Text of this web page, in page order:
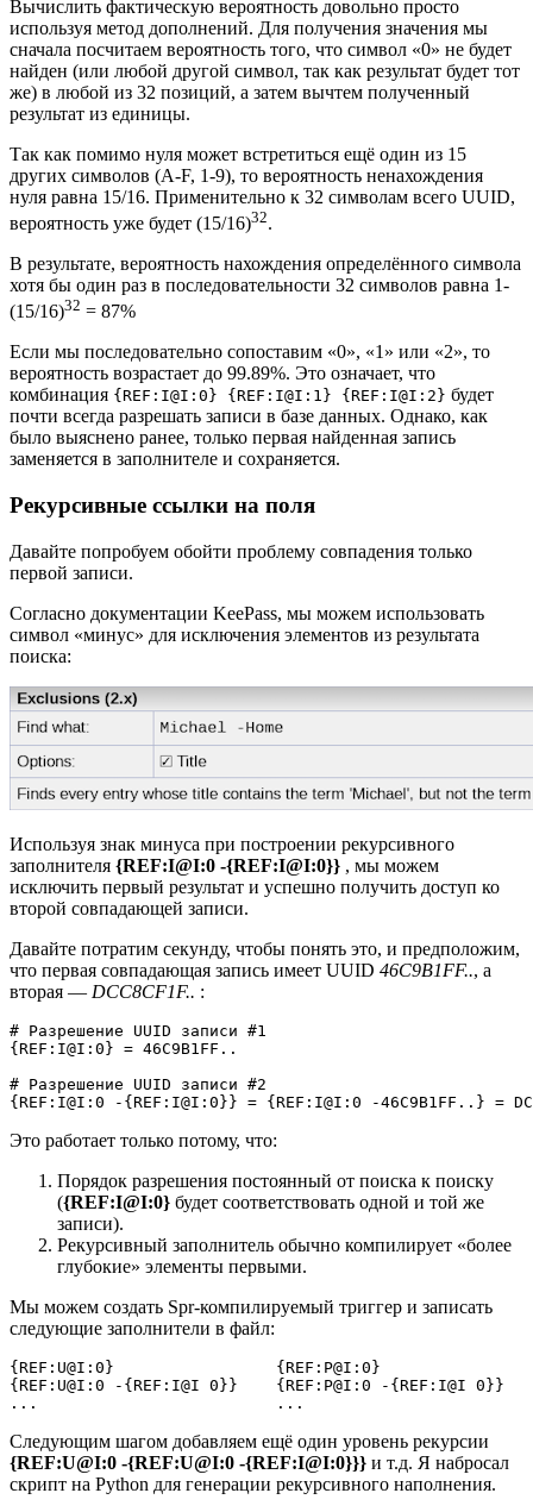
Вычислить фактическую вероятность довольно просто
используя метод дополнений. Для получения значения мы
сначала посчитаем вероятность того, что символ «0» не будет
найден (или любой другой символ, так как результат будет тот
же) в любой из 32 позиций, а затем вычтем полученный
результат из единицы.
Так как помимо нуля может встретиться ещё один из 15
других символов (A-F, 1-9), то вероятность ненахождения
нуля равна 15/16. Применительно к 32 символам всего UUID,
вероятность уже будет (15/16)32.
В результате, вероятность нахождения определённого символа
хотя бы один раз в последовательности 32 символов равна 1-
(15/16)32 = 87%
Если мы последовательно сопоставим «0», «1» или «2», то
вероятность возрастает до 99.89%. Это означает, что
комбинация {REF:I@I:0} {REF:I@I:1} {REF:I@I:2} будет
почти всегда разрешать записи в базе данных. Однако, как
было выяснено ранее, только первая найденная запись
заменяется в заполнителе и сохраняется.
Рекурсивные ссылки на поля
Давайте попробуем обойти проблему совпадения только
первой записи.
Согласно документации KeePass, мы можем использовать
символ «минус» для исключения элементов из результата
поиска:
Используя знак минуса при построении рекурсивного
заполнителя {REF:I@I:0 -{REF:I@I:0}} , мы можем
исключить первый результат и успешно получить доступ ко
второй совпадающей записи.
Давайте потратим секунду, чтобы понять это, и предположим,
что первая совпадающая запись имеет UUID 46C9B1FF.., а
вторая — DCC8CF1F.. :
# Разрешение UUID записи #1
{REF:I@I:0} = 46C9B1FF..
# Разрешение UUID записи #2
{REF:I@I:0 -{REF:I@I:0}} = {REF:I@I:0 -46C9B1FF..} =
Это работает только потому, что:
Порядок разрешения постоянный от поиска к поиску
({REF:I@I:0} будет соответствовать одной и той же
записи).
Рекурсивный заполнитель обычно компилирует «более
глубокие» элементы первыми.
Мы можем создать Spr-компилируемый триггер и записать
следующие заполнители в файл:
{REF:U@I:0}                 {REF:P@I:0}
{REF:U@I:0 -{REF:I@I 0}}    {REF:P@I:0 -{REF:I@I 0}}
...                         ...
Следующим шагом добавляем ещё один уровень рекурсии
{REF:U@I:0 -{REF:U@I:0 -{REF:I@I:0}}} и т.д. Я набросал
скрипт на Python для генерации рекурсивного наполнения.